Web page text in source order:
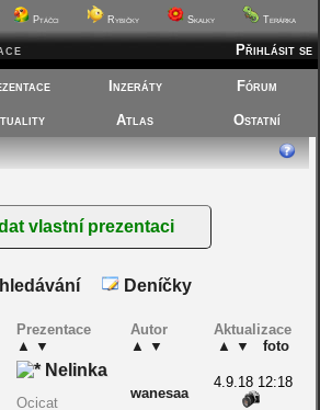
Ptáčci Rybičky Skalky Terárka
Přihlásit se
Inzeráty Fórum
Atlas
Ostatní
Deníčky
Prezentace
▲ ▼
Autor
▲ ▼
Aktualizace
▲ ▼ foto
Nelinka
Ocicat
wanesaa
4.9.18 12:18